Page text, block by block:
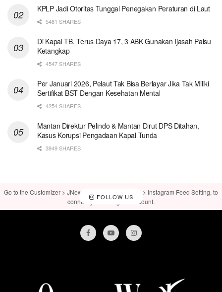
KPLP Jadi Otoritas Tunggal Penegakan Peraturan di Laut
5481 SHARES
Di Kapal TB. Terus Daya 17, 3 ABK Gunakan Ijasah Palsu
Ketangkap
4547 SHARES
Per Januari 2026, Pelaut Tak Bisa Berlayar Jika Tak Miliki
Sertifikat BST Dengan Kesehatan Mental
4254 SHARES
Mantan Direktur Pelindo & Mantan Dirut DPS Ditahan,
Kasus Korupsi Pengadaan Kapal Tunda
3949 SHARES
FOLLOW US
Go to the Customizer > JNews : Social, Like & View > Instagram Feed Setting, to
connect your Instagram account.